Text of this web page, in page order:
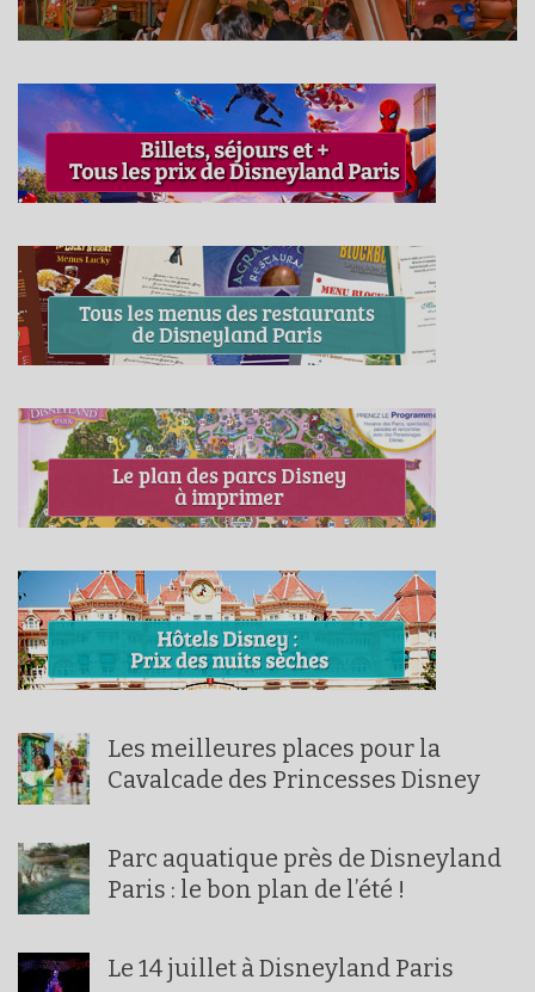
Les meilleures places pour la
Cavalcade des Princesses Disney
Parc aquatique près de Disneyland
Paris : le bon plan de l’été !
Le 14 juillet à Disneyland Paris